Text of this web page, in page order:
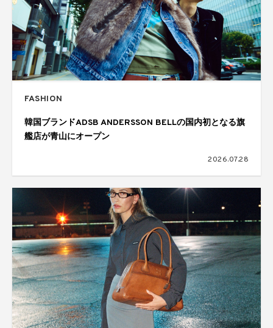
FASHION
韓国ブランドADSB ANDERSSON BELLの国内初となる旗
艦店が青山にオープン
2026.07.28